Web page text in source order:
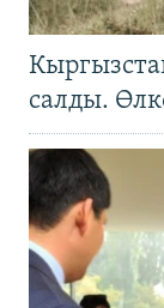
салды.